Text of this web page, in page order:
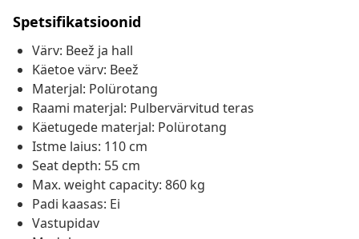
Spetsifikatsioonid
Värv: Beež ja hall
Käetoe värv: Beež
Materjal: Polürotang
Raami materjal: Pulbervärvitud teras
Käetugede materjal: Polürotang
Istme laius: 110 cm
Seat depth: 55 cm
Max. weight capacity: 860 kg
Padi kaasas: Ei
Vastupidav